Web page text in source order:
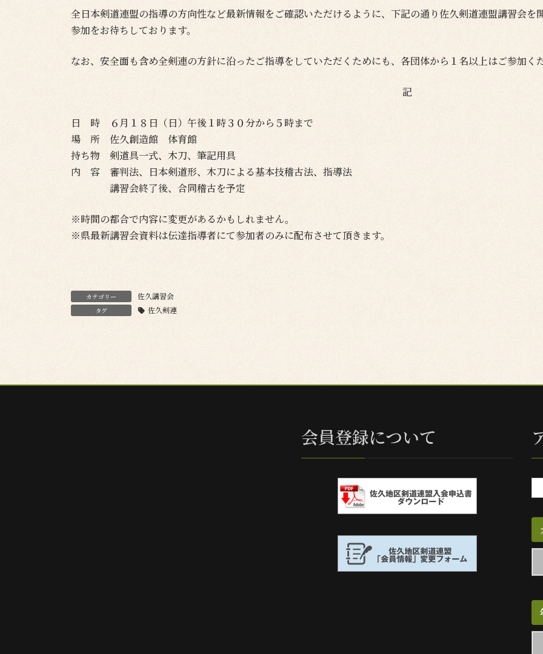
全日本剣道連盟の指導の方向性など最新情報をご確認いただけるように、下記の通り佐久剣道連盟講習会
参加をお待ちしております。
なお、安全面も含め全剣連の方針に沿ったご指導をしていただくためにも、各団体から１名以上はご参加く
記
日 時 ６月１８日（日）午後１時３０分から５時まで
場 所 佐久創造館 体育館
持ち物 剣道具一式、木刀、筆記用具
内 容 審判法、日本剣道形、木刀による基本技稽古法、指導法
講習会終了後、合同稽古を予定
※時間の都合で内容に変更があるかもしれません。
※県最新講習会資料は伝達指導者にて参加者のみに配布させて頂きます。
カテゴリー 佐久講習会
タグ 佐久剣連
会員登録について
カ
リ
別
カ